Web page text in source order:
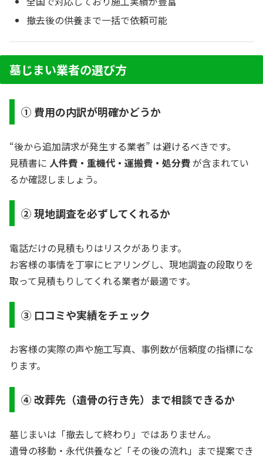
撤去後の供養まで一括で依頼可能
墓じまい業者の選び方
① 費用の内訳が明確かどうか
“後から追加請求が発生する業者” は避けるべきです。
見積書に 人件費・重機代・運搬費・処分費が含まれてい
るか確認しましょう。
② 現地調査を必ずしてくれるか
電話だけの見積もりはリスクがあります。
お客様の事情を丁寧にヒアリングし、現地調査の段取りを
取って見積もりしてくれる業者が最適です。
③ 口コミや実績をチェック
お客様の実際の声や施工写真、事例数が信頼度の指標にな
ります。
④ 改葬先（遺骨の行き先）まで相談できるか
墓じまいは「撤去して終わり」ではありません。
遺骨の移動・永代供養など「その後の流れ」まで提案でき